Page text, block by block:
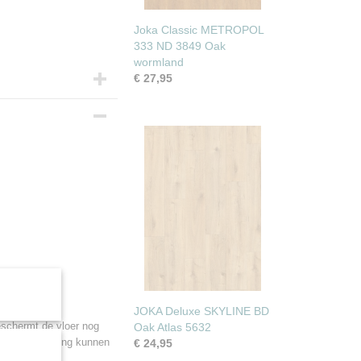
de vloer nog
belasting kunnen
Joka Classic METROPOL
333 ND 3849 Oak
wormland
€ 27,95
JOKA Deluxe SKYLINE BD
Oak Atlas 5632
€ 24,95